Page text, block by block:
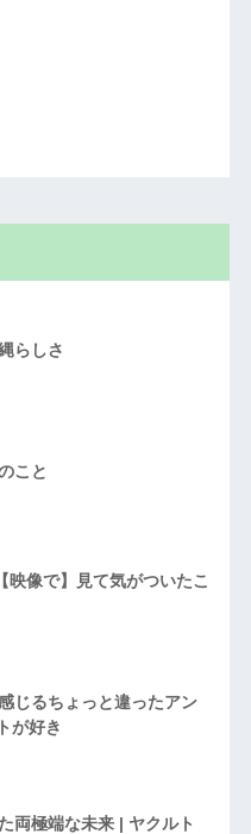
らしさ
こと
映像で】見て気がついたこ
じるちょっと違ったアン
が好き
両極端な未来 | ヤクルト